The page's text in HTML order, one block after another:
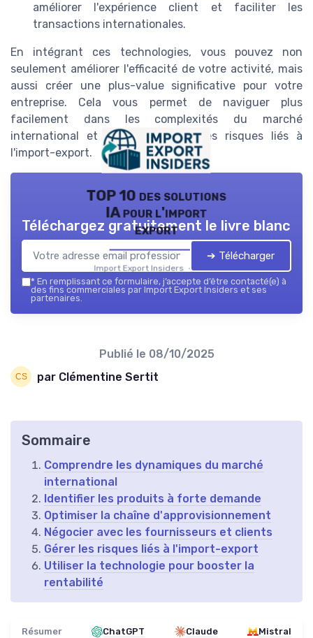
améliorer l'expérience client et faciliter les
transactions internationales.
En intégrant ces technologies, vous pouvez non
seulement améliorer l'efficacité de votre activité, mais
aussi créer une plus-value significative pour votre
entreprise. Cela vous permet de naviguer plus
facilement dans les complexités du marché
international et de mieux gérer les risques liés à
l'import-export.
TOP 10 des solutions
IA pour l'import
export
Import Export Insiders — 2026
Téléchargez gratuitement le livre blanc
➔ Télécharger
* En remplissant ce formulaire, j’accepte d’être contacté(e) à
des fins commerciales par Import Export Insiders et ses
partenaires.
Publié le 08/10/2025
par Clémentine Sertit
Sommaire
Comprendre les dynamiques du marché
international
Identifier les produits à forte demande
Optimiser la chaîne d'approvisionnement
Négocier avec les fournisseurs et clients
Gérer les risques liés à l'import-export
Utiliser la technologie pour booster la
rentabilité
Résumer ChatGPT Claude Mistral